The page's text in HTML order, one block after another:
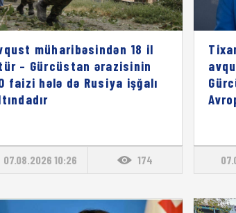
müharibəsindən 18 il
– Gürcüstan ərazisinin
faizi hələ də Rusiya işğalı
07.08.2026 10:26 174